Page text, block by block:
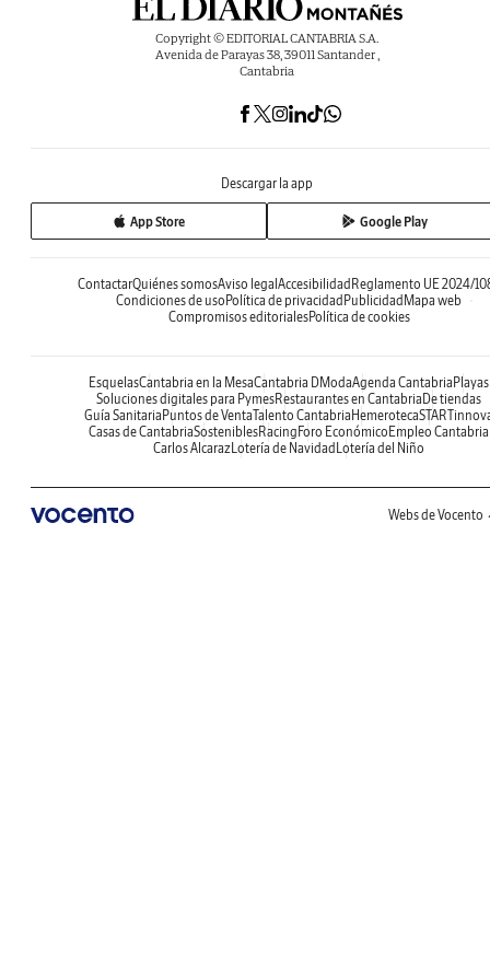
Copyright © EDITORIAL CANTABRIA S.A.
Avenida de Parayas 38, 39011 Santander ,
Cantabria
Descargar la app
App Store Google Play
ContactarQuiénes somosAviso legal Accesibilidad Reglamento UE 2024/
Condiciones de uso Política de privacidad Publicidad Mapa web
Compromisos editorialesPolítica de cookies
EsquelasCantabria en la MesaCantabria DModaAgenda Cantabria Playas
Soluciones digitales para PymesRestaurantes en Cantabria De tiendas
Guía Sanitaria Puntos de VentaTalento Cantabria Hemeroteca
Casas de CantabriaSosteniblesRacing Foro Económico Empleo Cantabria
Carlos AlcarazLotería de Navidad Lotería del Niño
Webs de Vocento